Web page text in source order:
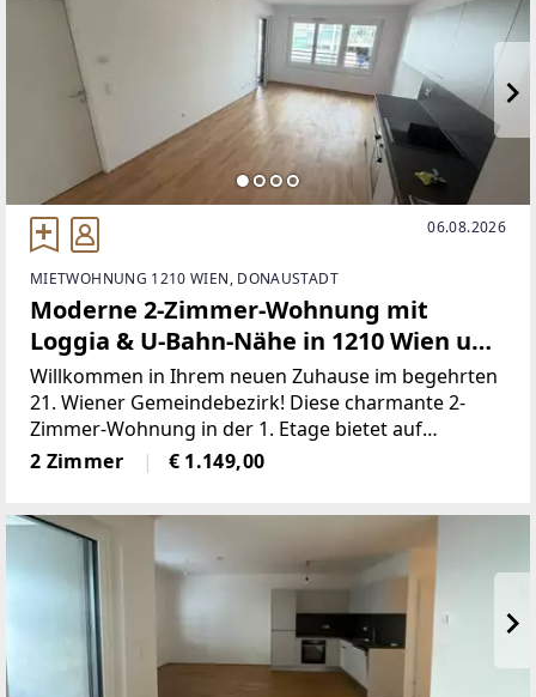
06.08.2026
MIETWOHNUNG 1210 WIEN, DONAUSTADT
Moderne 2-Zimmer-Wohnung mit
Loggia & U-Bahn-Nähe in 1210 Wien um
1.149 €!
Willkommen in Ihrem neuen Zuhause im begehrten
21. Wiener Gemeindebezirk! Diese charmante 2-
Zimmer-Wohnung in der 1. Etage bietet auf
großzügigen 58,64 m² modernen Wohnkomfort und
ein angenehmes Raumgefühl.Die helle Wohnung
2 Zimmer € 1.149,00